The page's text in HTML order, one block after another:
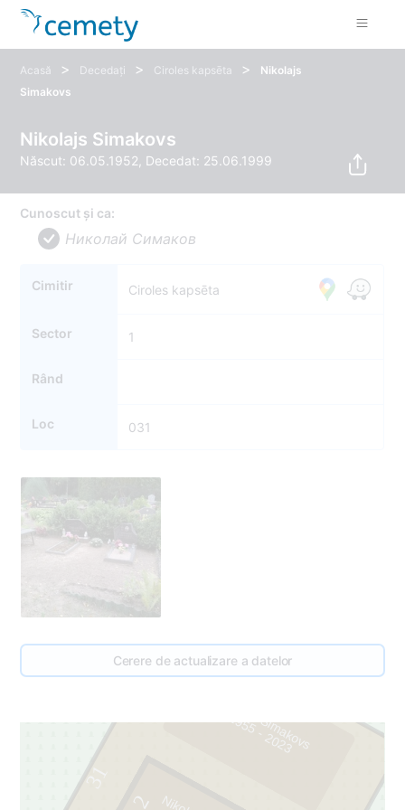
Acasă > Decedați > Ciroles kapsēta >
Nikolajs
Simakovs
Nikolajs Simakovs
Născut: 06.05.1952, Decedat: 25.06.1999
Cunoscut și ca:
Николай Симаков
Cimitir Ciroles kapsēta
Sector 1
Rând
Loc 031
Cerere de actualizare a datelor
31
2
Sergejs Simakovs
3